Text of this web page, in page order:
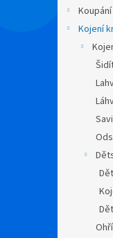
Koupání
Kojení